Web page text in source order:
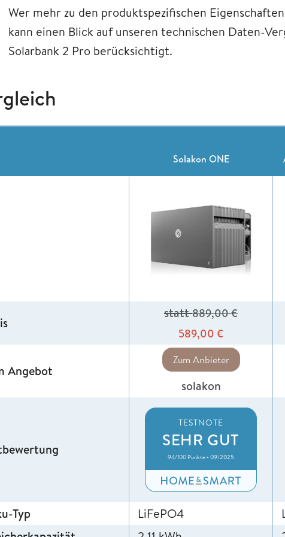
Wer mehr zu den produktspezifischen
kann einen Blick auf unseren technischen Daten-
Solarbank 2 Pro berücksichtigt.
Solakon ONE
statt889,00€
589,00 €
Angebot
Zum Anbieter
solakon
TESTNOTE
SEHR GUT
94/100 Punkte • 09/2025
Typ LiFePO4